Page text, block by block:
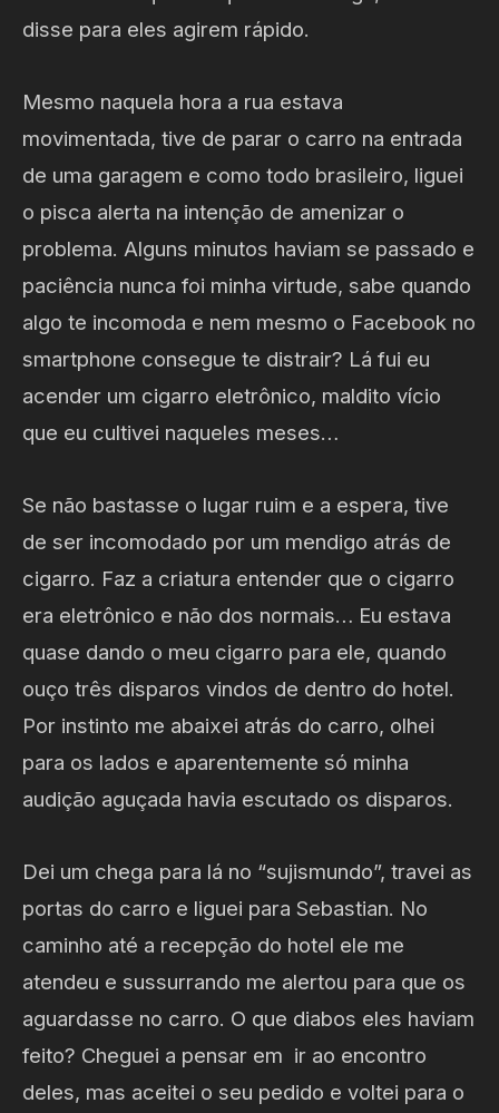
disse para eles agirem rápido.
Mesmo naquela hora a rua estava
movimentada, tive de parar o carro na entrada
de uma garagem e como todo brasileiro, liguei
o pisca alerta na intenção de amenizar o
problema. Alguns minutos haviam se passado e
paciência nunca foi minha virtude, sabe quando
algo te incomoda e nem mesmo o Facebook no
smartphone consegue te distrair? Lá fui eu
acender um cigarro eletrônico, maldito vício
que eu cultivei naqueles meses…
Se não bastasse o lugar ruim e a espera, tive
de ser incomodado por um mendigo atrás de
cigarro. Faz a criatura entender que o cigarro
era eletrônico e não dos normais… Eu estava
quase dando o meu cigarro para ele, quando
ouço três disparos vindos de dentro do hotel.
Por instinto me abaixei atrás do carro, olhei
para os lados e aparentemente só minha
audição aguçada havia escutado os disparos.
Dei um chega para lá no “sujismundo”, travei as
portas do carro e liguei para Sebastian. No
caminho até a recepção do hotel ele me
atendeu e sussurrando me alertou para que os
aguardasse no carro. O que diabos eles haviam
feito? Cheguei a pensar em ir ao encontro
deles, mas aceitei o seu pedido e voltei para o